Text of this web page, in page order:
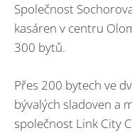
Společnost
kasáren v centru
300 bytů.
Přes 200 bytech ve
bývalých sladoven a
společnost Link City